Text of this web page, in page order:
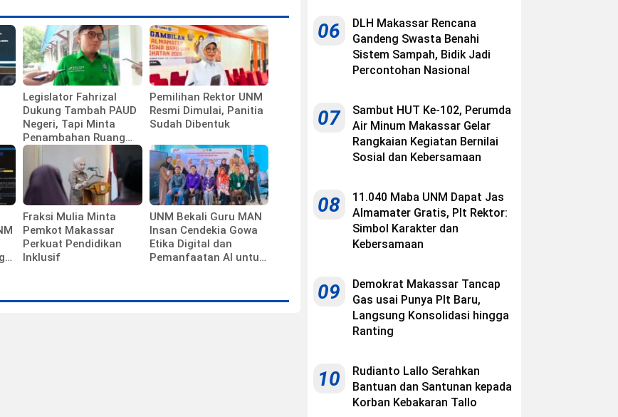
Legislator Fahrizal
Dukung Tambah PAUD
Negeri, Tapi Minta
Penambahan Ruang
Kelas Tak Diabaikan
Pemilihan Rektor UNM
Resmi Dimulai, Panitia
Sudah Dibentuk
Fraksi Mulia Minta
Pemkot Makassar
Perkuat Pendidikan
Inklusif
UNM Bekali Guru MAN
Insan Cendekia Gowa
Etika Digital dan
Pemanfaatan AI untuk
06
DLH Makassar Rencana
Gandeng Swasta Benahi
Sistem Sampah, Bidik Jadi
Percontohan Nasional
07
Sambut HUT Ke-102, Perumda
Air Minum Makassar Gelar
Rangkaian Kegiatan Bernilai
Sosial dan Kebersamaan
08
11.040 Maba UNM Dapat Jas
Almamater Gratis, Plt Rektor:
Simbol Karakter dan
Kebersamaan
09
Demokrat Makassar Tancap
Gas usai Punya Plt Baru,
Langsung Konsolidasi hingga
Ranting
10
Rudianto Lallo Serahkan
Bantuan dan Santunan kepada
Korban Kebakaran Tallo